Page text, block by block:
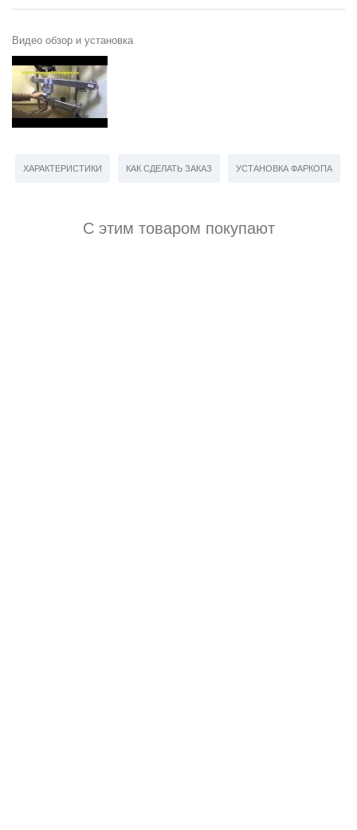
Видео обзор и установка
ХАРАКТЕРИСТИКИ КАК СДЕЛАТЬ ЗАКАЗ УСТАНОВКА ФАРКОПА
С этим товаром покупают